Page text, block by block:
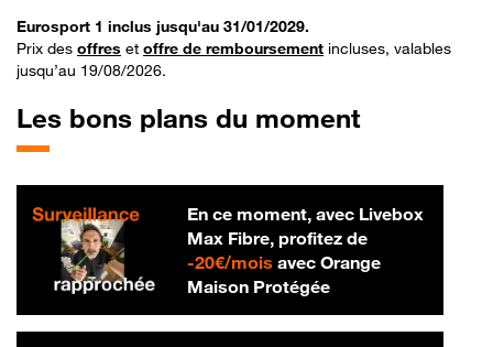
Eurosport 1 inclus jusqu'au 31/01/2029.
Prix des offres et offre de remboursement incluses, valables
jusqu’au 19/08/2026.
Les bons plans du moment
En ce moment, avec Livebox
Max Fibre, profitez de
-20€/mois20 € par mois
avec Orange
Maison Protégée